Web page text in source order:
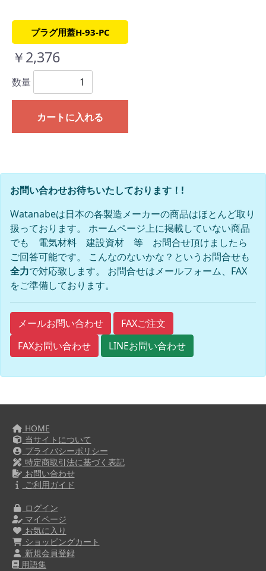
プラグ用蓋H-93-PC
￥2,376
数量
カートに入れる
お問い合わせお待ちいたしております！!
Watanabeは日本の各製造メーカーの商品はほとんど取り
扱っております。 ホームページ上に掲載していない商品
でも 電気材料 建設資材 等 お問合せ頂けましたら
ご回答可能です。 こんなのないかな？というお問合せも
全力で対応致します。 お問合せはメールフォーム、FAX
をご準備しております。
メールお問い合わせ
FAXご注文
FAXお問い合わせ
LINEお問い合わせ
HOME
当サイトについて
プライバシーポリシー
特定商取引法に基づく表記
お問い合わせ
ご利用ガイド
ログイン
マイページ
お気に入り
ショッピングカート
新規会員登録
用語集